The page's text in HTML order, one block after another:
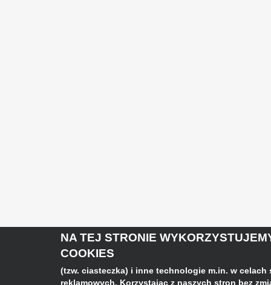
NA TEJ STRONIE
COOKIES
(tzw. ciasteczka) i inne technologie m.in. w
reklamowych. Korzystając z naszych stron bez